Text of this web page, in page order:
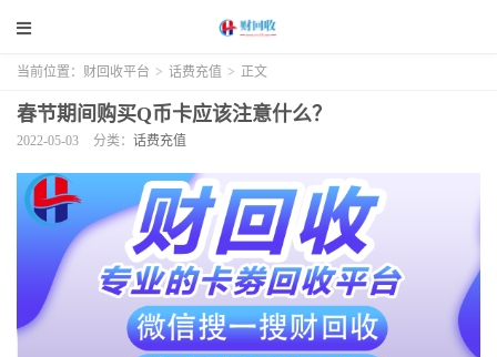
当前位置： 财回收平台 > 话费充值 > 正文
春节期间购买Q币卡应该注意什么？
2022-05-03 分类： 话费充值